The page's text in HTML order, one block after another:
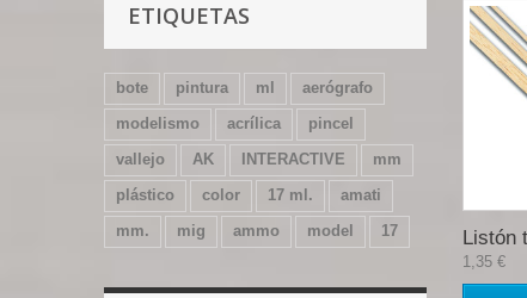
ETIQUETAS
bote pintura ml
aerógrafo
modelismo
acrílica
pincel
vallejo
AK INTERACTIVE
mm
plástico
color 17 ml.
amati
mm.
mig ammo model 17 Listón
1,35 €